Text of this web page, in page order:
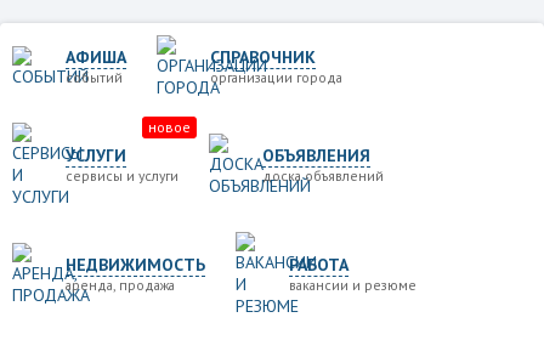
АФИША
событий
СПРАВОЧНИК
организации города
УСЛУГИ
сервисы и услуги
новое
ОБЪЯВЛЕНИЯ
доска объявлений
НЕДВИЖИМОСТЬ
аренда, продажа
РАБОТА
вакансии и резюме